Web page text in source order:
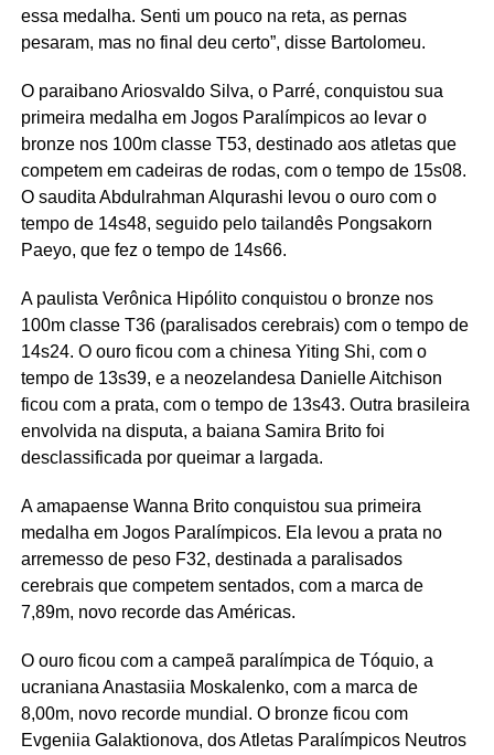
essa medalha. Senti um pouco na reta, as pernas
pesaram, mas no final deu certo”, disse Bartolomeu.
O paraibano Ariosvaldo Silva, o Parré, conquistou sua
primeira medalha em Jogos Paralímpicos ao levar o
bronze nos 100m classe T53, destinado aos atletas que
competem em cadeiras de rodas, com o tempo de 15s08.
O saudita Abdulrahman Alqurashi levou o ouro com o
tempo de 14s48, seguido pelo tailandês Pongsakorn
Paeyo, que fez o tempo de 14s66.
A paulista Verônica Hipólito conquistou o bronze nos
100m classe T36 (paralisados cerebrais) com o tempo de
14s24. O ouro ficou com a chinesa Yiting Shi, com o
tempo de 13s39, e a neozelandesa Danielle Aitchison
ficou com a prata, com o tempo de 13s43. Outra brasileira
envolvida na disputa, a baiana Samira Brito foi
desclassificada por queimar a largada.
A amapaense Wanna Brito conquistou sua primeira
medalha em Jogos Paralímpicos. Ela levou a prata no
arremesso de peso F32, destinada a paralisados
cerebrais que competem sentados, com a marca de
7,89m, novo recorde das Américas.
O ouro ficou com a campeã paralímpica de Tóquio, a
ucraniana Anastasiia Moskalenko, com a marca de
8,00m, novo recorde mundial. O bronze ficou com
Evgeniia Galaktionova, dos Atletas Paralímpicos Neutros